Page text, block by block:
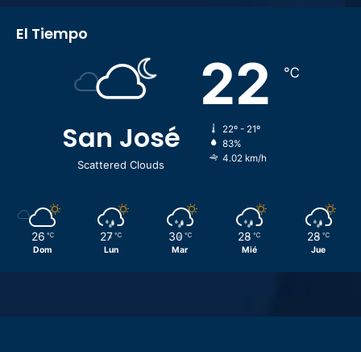
El Tiempo
San José
Scattered Clouds
22 ℃
22º - 21º
83%
4.02 km/h
26 ℃
Dom
27 ℃
Lun
30 ℃
Mar
28 ℃
Mié
28 ℃
Jue